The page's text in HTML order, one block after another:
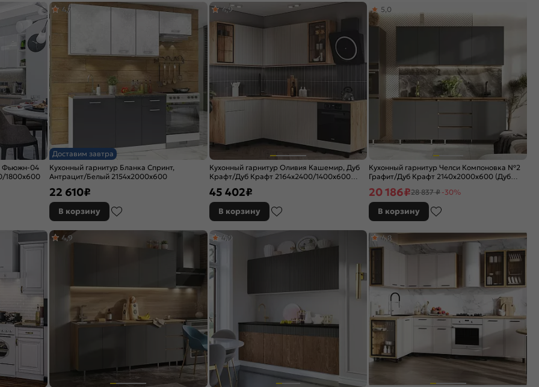
Фьюжн-04
1800x600
Доставим завтра
Кухонный гарнитур Бланка Спринт,
Антрацит/Белый 2154x2000x600
4,7
22 610₽
В корзину
Кухонный гарнитур Оливия Кашемир, Дуб
Крафт/Дуб Крафт 2164x2400/1400x600
4,9
45 402₽
В корзину
Кухонный гарнитур Челси Компоновка №2
Графит/Дуб Крафт 2140x2000x600 (Дуб
5,0
20 186₽28 837 ₽ -30%
В корзину
4,9 4,9 4,8